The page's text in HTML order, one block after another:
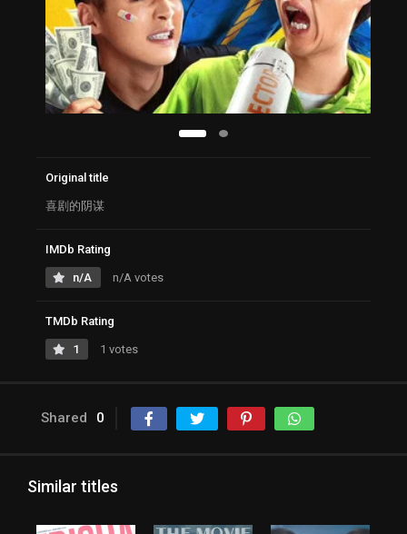
Original title
喜剧的阴谋
IMDb Rating
n/A n/A votes
TMDb Rating
1 1 votes
Shared 0
Similar titles